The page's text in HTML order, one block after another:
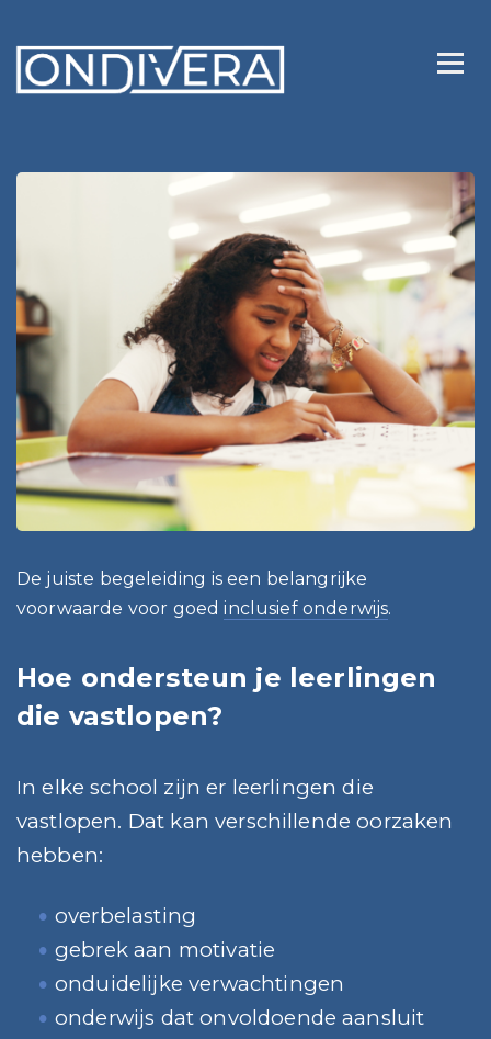
Hoe ondersteun je leerlingen
die vastlopen?
In elke school zijn er leerlingen die
vastlopen. Dat kan verschillende oorzaken
hebben:
overbelasting
gebrek aan motivatie
onduidelijke verwachtingen
onderwijs dat onvoldoende aansluit
De juiste begeleiding is een belangrijke
voorwaarde voor goedinclusief onderwijs.